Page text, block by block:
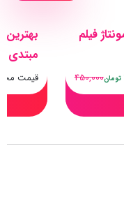
فیلم
تومان450,000
مبتدی
قیمت